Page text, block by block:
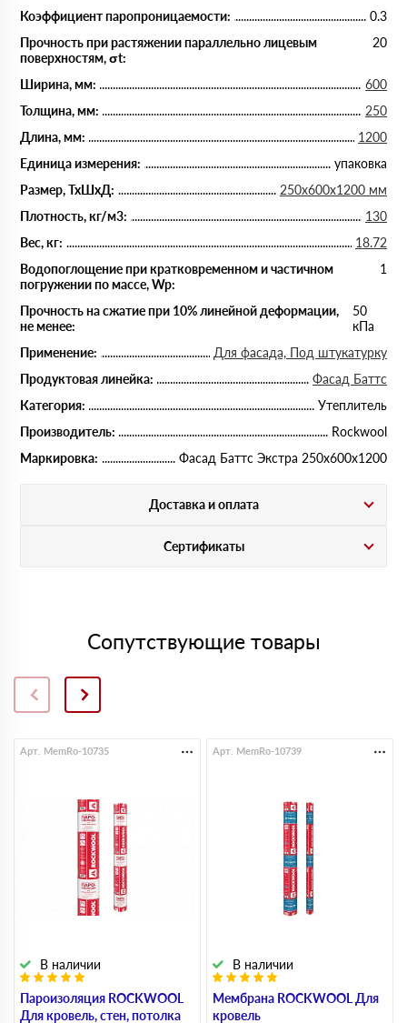
Коэффициент паропроницаемости:
0.3
Прочность при растяжении параллельно лицевым
поверхностям, σt:
20
Ширина, мм:
600
Толщина, мм:
250
Длина, мм:
1200
Единица измерения:
упаковка
Размер, ТхШхД:
250х600х1200 мм
Плотность, кг/м3:
130
Вес, кг:
18.72
Водопоглощение при кратковременном и частичном
погружении по массе, Wp:
1
Прочность на сжатие при 10% линейной деформации,
не менее:
50
кПа
Применение:
Для фасада, Под штукатурку
Продуктовая линейка:
Фасад Баттс
Категория:
Утеплитель
Производитель:
Rockwool
Маркировка:
Фасад Баттс Экстра 250х600х1200
Доставка и оплата
Сертификаты
Сопутствующие товары
Пароизоляция ROCKWOOL
Для кровель, стен, потолка
В наличии
Арт. MemRo-10735
Мембрана ROCKWOOL Для
кровель
В наличии
Арт. MemRo-10739